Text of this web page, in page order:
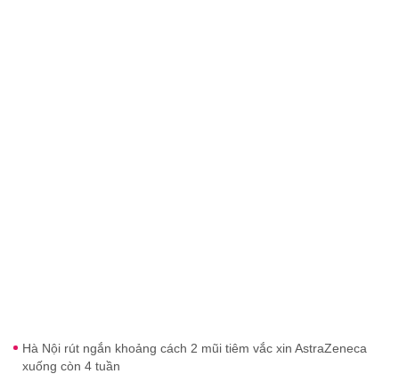
Hà Nội rút ngắn khoảng cách 2 mũi tiêm vắc xin AstraZeneca
xuống còn 4 tuần